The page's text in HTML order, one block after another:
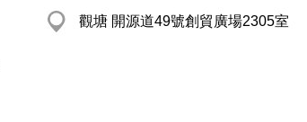
觀塘 開源道49號創貿廣場2305室